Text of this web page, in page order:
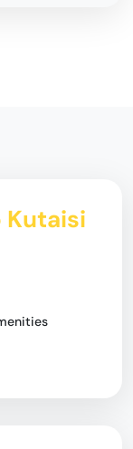
Kutaisi